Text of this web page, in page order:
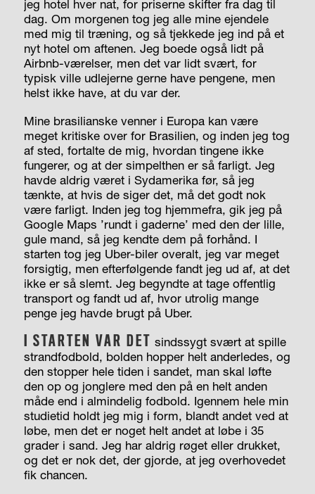
jeg hotel hver nat, for priserne skifter fra dag til
dag. Om morgenen tog jeg alle mine ejendele
med mig til træning, og så tjekkede jeg ind på et
nyt hotel om aftenen. Jeg boede også lidt på
Airbnb-værelser, men det var lidt svært, for
typisk ville udlejerne gerne have pengene, men
helst ikke have, at du var der.
Mine brasilianske venner i Europa kan være
meget kritiske over for Brasilien, og inden jeg tog
af sted, fortalte de mig, hvordan tingene ikke
fungerer, og at der simpelthen er så farligt. Jeg
havde aldrig været i Sydamerika før, så jeg
tænkte, at hvis de siger det, må det godt nok
være farligt. Inden jeg tog hjemmefra, gik jeg på
Google Maps ’rundt i gaderne’ med den der lille,
gule mand, så jeg kendte dem på forhånd. I
starten tog jeg Uber-biler overalt, jeg var meget
forsigtig, men efterfølgende fandt jeg ud af, at det
ikke er så slemt. Jeg begyndte at tage offentlig
transport og fandt ud af, hvor utrolig mange
penge jeg havde brugt på Uber.
I STARTEN VAR DET sindssygt svært at spille
strandfodbold, bolden hopper helt anderledes, og
den stopper hele tiden i sandet, man skal løfte
den op og jonglere med den på en helt anden
måde end i almindelig fodbold. Igennem hele min
studietid holdt jeg mig i form, blandt andet ved at
løbe, men det er noget helt andet at løbe i 35
grader i sand. Jeg har aldrig røget eller drukket,
og det er nok det, der gjorde, at jeg overhovedet
fik chancen.